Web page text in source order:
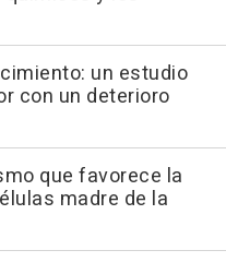
un estudio
con un deterioro
que favorece la
madre de la